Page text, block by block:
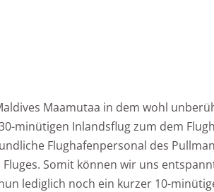
Maamutaa in dem wohl
minütigen Inlandsflug zum dem
Flughafenpersonal des
Somit können wir uns
lediglich noch ein kurzer 10-